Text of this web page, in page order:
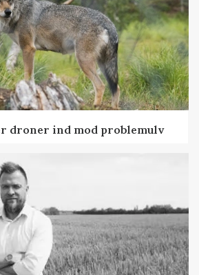
droner ind mod problemulv